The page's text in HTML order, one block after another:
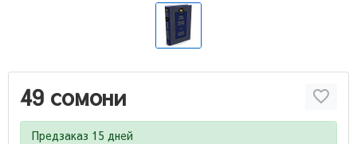
49 сомони
Предзаказ 15 дней